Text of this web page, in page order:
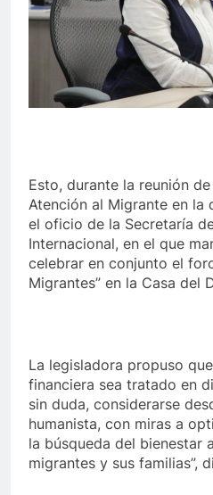
Esto, durante la reunión
Atención al Migrante en la
el oficio de la Secretaría
Internacional, en el que
celebrar en conjunto el
Migrantes” en la Casa del
La legisladora propuso
financiera sea tratado en
sin duda, considerarse
humanista, con miras a
la búsqueda del bienestar
migrantes y sus familias”,